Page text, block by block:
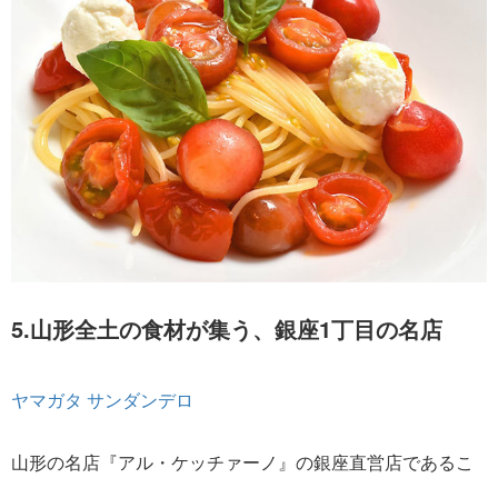
5.山形全土の食材が集う、銀座1丁目の名店
ヤマガタ サンダンデロ
山形の名店『アル・ケッチァーノ』の銀座直営店であるこ